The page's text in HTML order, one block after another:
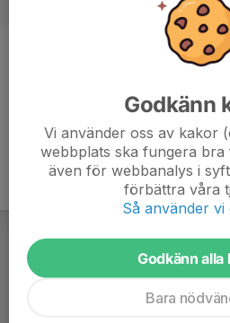
Ledare
Godkänn
Vi använder oss av kakor
webbplats ska fungera bra
även för webbanalys i
förbättra våra
Så använder vi
Godkänn alla
Bara